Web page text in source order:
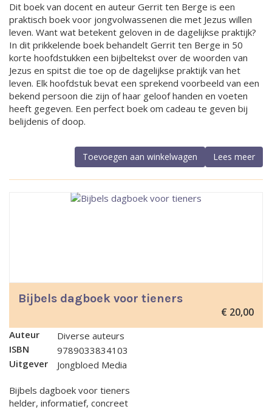
Dit boek van docent en auteur Gerrit ten Berge is een
praktisch boek voor jongvolwassenen die met Jezus willen
leven. Want wat betekent geloven in de dagelijkse praktijk?
In dit prikkelende boek behandelt Gerrit ten Berge in 50
korte hoofdstukken een bijbeltekst over de woorden van
Jezus en spitst die toe op de dagelijkse praktijk van het
leven. Elk hoofdstuk bevat een sprekend voorbeeld van een
bekend persoon die zijn of haar geloof handen en voeten
heeft gegeven. Een perfect boek om cadeau te geven bij
belijdenis of doop.
Lees meer
Toevoegen aan winkelwagen
Bijbels dagboek voor tieners
€ 20,00
Auteur
Diverse auteurs
ISBN
9789033834103
Uitgever
Jongbloed Media
Bijbels dagboek voor tieners
helder, informatief, concreet